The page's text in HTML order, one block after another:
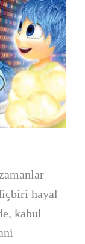
hayal
kabul